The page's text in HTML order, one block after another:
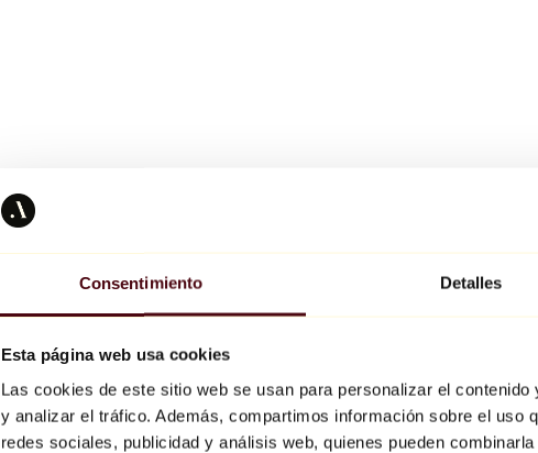
Consentimiento Detalles
Esta página web usa cookies
Las cookies de este sitio web se usan para personalizar el
y analizar el tráfico. Además, compartimos información sobre el uso
redes sociales, publicidad y análisis web, quienes pueden